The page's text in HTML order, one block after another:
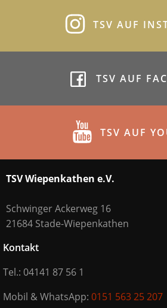
TSV AUF
TSV AUF
TSV AUF
TSV Wiepenkathen e.V.
Schwinger Ackerweg 16
21684 Stade-Wiepenkathen
Kontakt
Tel.: 04141 87 56 1
Mobil & WhatsApp: 0151 563 25 207